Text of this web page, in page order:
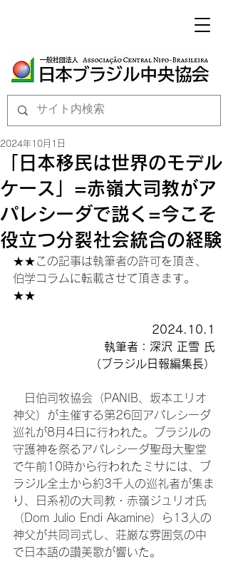
「日本移民は世界のモデル
ケース」=赤嶺大司教がア
パレシーダで説く=今こそ
役立つ分裂社会統合の経験
2024年10月1日
★★この記事は執筆者の許可を頂き、
伯学コラムに転載させて頂きます。
2024.10.1
執筆者：深沢 正雪 氏
（ブラジル日報編集長）
日伯司牧協会（PANIB、坂本エリオ
神父）が主催する第26回アパレシーダ
巡礼が8月4日に行われた。ブラジルの
守護神を祭るアパレシーダ聖母大聖堂
で午前10時から行われたミサには、ブ
ラジル全土から約3千人の巡礼者が集ま
り、日系初の大司教・赤嶺ジュリオ氏
（Dom Julio Endi Akamine）ら13人の
神父が共同司式し、荘厳な雰囲気の中
で日本語の讃美歌が響いた。